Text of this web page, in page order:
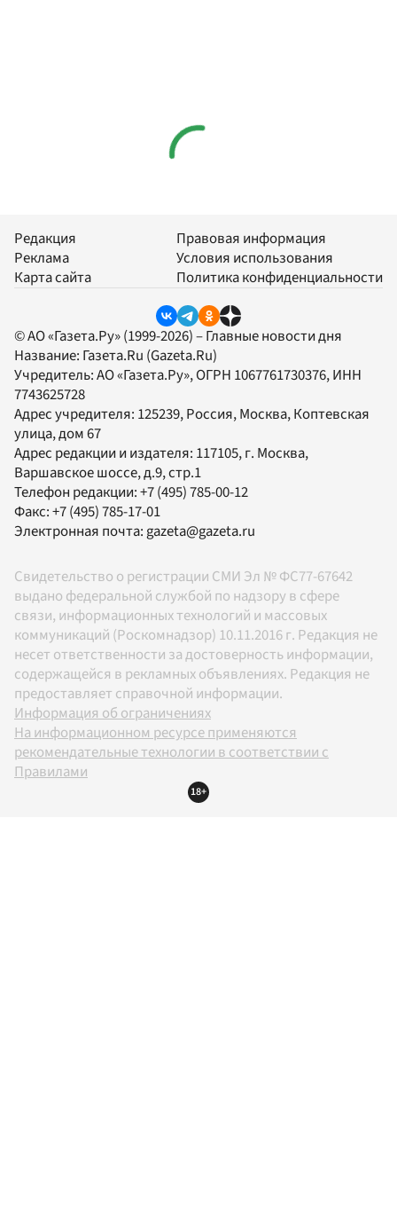
Редакция
Реклама
Карта сайта
Правовая информация
Условия использования
Политика конфиденциальности
© АО «Газета.Ру» (1999-2026) – Главные новости дня
Название: Газета.Ru (Gazeta.Ru)
Учредитель:АО «Газета.Ру», ОГРН 1067761730376, ИНН
7743625728
Адрес учредителя: 125239, Россия, Москва, Коптевская
улица, дом 67
Адрес редакции и издателя: 117105, г. Москва,
Варшавское шоссе, д.9, стр.1
Телефон редакции:+7 (495) 785-00-12
Факс:+7 (495) 785-17-01
Электронная почта:gazeta@gazeta.ru
Свидетельство о регистрации СМИ Эл № ФС77-67642
выдано федеральной службой по надзору в сфере
связи, информационных технологий и массовых
коммуникаций (Роскомнадзор) 10.11.2016 г. Редакция не
несет ответственности за достоверность информации,
содержащейся в рекламных объявлениях. Редакция не
предоставляет справочной информации.
Информация об ограничениях
На информационном ресурсе применяются
рекомендательные технологии в соответствии с
Правилами
18+